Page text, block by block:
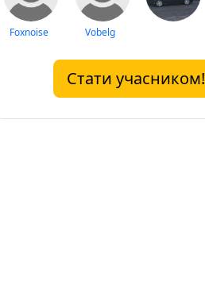
Foxnoise Vobelg
Стати учасником!